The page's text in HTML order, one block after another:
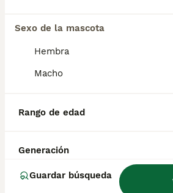
Sexo de la mascota
Hembra
Macho
Rango de edad
Generación
Guardar búsqueda
pomsky?
¿Es difícil entrenar a
¿Cuál es la